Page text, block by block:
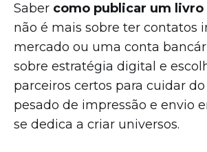
Saber como publicar um livro
não é mais sobre ter contatos
mercado ou uma conta
sobre estratégia digital e
parceiros certos para cuidar
pesado de impressão e envio
se dedica a criar universos.